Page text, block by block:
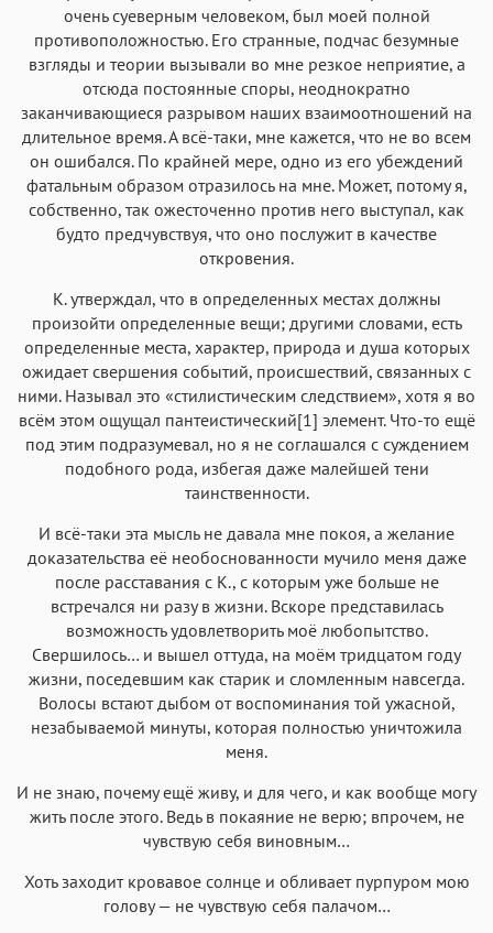
очень суеверным человеком, был моей полной
противоположностью. Его странные, подчас безумные
взгляды и теории вызывали во мне резкое неприятие, а
отсюда постоянные споры, неоднократно
заканчивающиеся разрывом наших взаимоотношений на
длительное время. А всё-таки, мне кажется, что не во всем
он ошибался. По крайней мере, одно из его убеждений
фатальным образом отразилось на мне. Может, потому я,
собственно, так ожесточенно против него выступал, как
будто предчувствуя, что оно послужит в качестве
откровения.
К. утверждал, что в определенных местах должны
произойти определенные вещи; другими словами, есть
определенные места, характер, природа и душа которых
ожидает свершения событий, происшествий, связанных с
ними. Называл это «стилистическим следствием», хотя я во
всём этом ощущал пантеистический[1] элемент. Что-то ещё
под этим подразумевал, но я не соглашался с суждением
подобного рода, избегая даже малейшей тени
таинственности.
И всё-таки эта мысль не давала мне покоя, а желание
доказательства её необоснованности мучило меня даже
после расставания с К., с которым уже больше не
встречался ни разу в жизни. Вскоре представилась
возможность удовлетворить моё любопытство.
Свершилось… и вышел оттуда, на моём тридцатом году
жизни, поседевшим как старик и сломленным навсегда.
Волосы встают дыбом от воспоминания той ужасной,
незабываемой минуты, которая полностью уничтожила
меня.
И не знаю, почему ещё живу, и для чего, и как вообще могу
жить после этого. Ведь в покаяние не верю; впрочем, не
чувствую себя виновным…
Хоть заходит кровавое солнце и обливает пурпуром мою
голову — не чувствую себя палачом…